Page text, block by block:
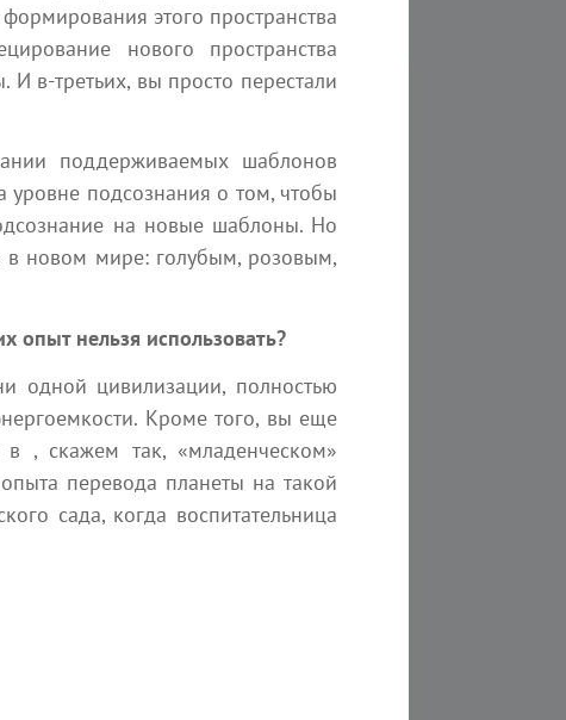
этого пространства
нового пространства
в-третьих, вы просто перестали
поддерживаемых шаблонов
уровне подсознания о том, чтобы
на новые шаблоны. Но
в новом мире: голубым, розовым,
опыт нельзя использовать?
одной цивилизации, полностью
Кроме того, вы еще
в , скажем так, «младенческом»
перевода планеты на такой
сада, когда воспитательница